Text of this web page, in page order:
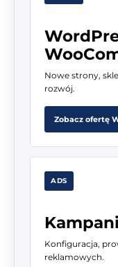
Nowe strony,
rozwój.
Zobacz ofertę
ADS
Konfiguracja,
reklamowych.